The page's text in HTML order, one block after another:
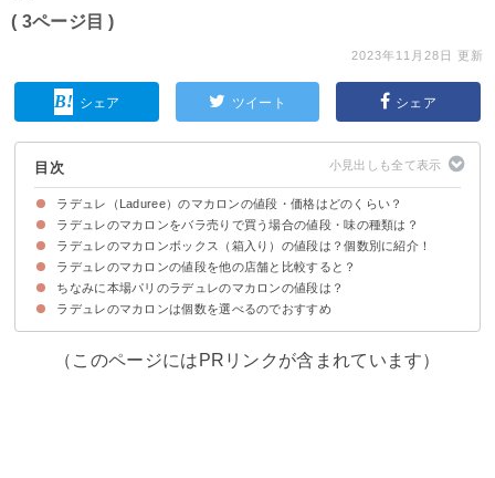
( 3ページ目 )
2023年11月28日 更新
シェア ツイート シェア
目次
ラデュレ（Laduree）のマカロンの値段・価格はどのくらい？
ラデュレのマカロンをバラ売りで買う場合の値段・味の種類は？
ラデュレのマカロンの値段は1個303円（税込）
ラデュレのマカロンの箱は無料でつけてもらえる
ラデュレのマカロンボックス（箱入り）の値段は？個数別に紹介！
①1個入りボックス
②2個入りボックス
③4個入りボックス
④6個入りボックス
⑤8個入りボックス
⑥12個入りボックス
⑦クリスタルボックス
ラデュレのマカロンの値段を他の店舗と比較すると？
ちなみに本場パリのラデュレのマカロンの値段は？
パリのラデュレのマカロンの値段は2.2ユーロ程度（285円）
ラデュレのマカロンは個数を選べるのでおすすめ
（このページにはPRリンクが含まれています）